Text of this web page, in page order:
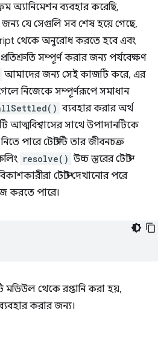
অ্যানিমেশন ব্যবহার করেছি,
জন্য যে সেগুলি সব শেষ হয়ে গেছে,
থেকে অনুরোধ করতে হবে এবং
প্রতিশ্রুতি সম্পূর্ণ করার জন্য পর্যবেক্ষণ
আমাদের জন্য সেই কাজটি করে, এর
নিজেকে সম্পূর্ণরূপে সমাধান
ব্যবহার করার অর্থ
আত্মবিশ্বাসের সাথে উপাদানটিকে
পারে টোস্টটি তার জীবনচক্র
resolve() উচ্চ স্তরের টোস্ট
টোস্ট দেখানোর পরে
করতে পারে।
মডিউল থেকে রপ্তানি করা হয়,
করার জন্য।